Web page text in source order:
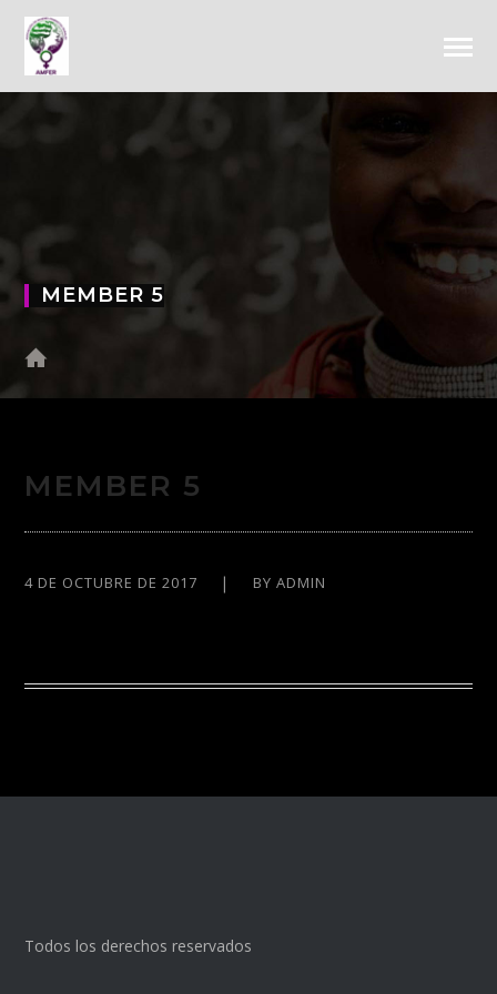
MEMBER 5
MEMBER 5
4 DE OCTUBRE DE 2017 BYADMIN
Todos los derechos reservados